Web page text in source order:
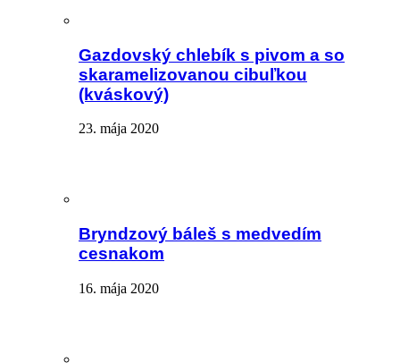
Gazdovský chlebík s pivom a so
skaramelizovanou cibuľkou
(kváskový)
23. mája 2020
Bryndzový báleš s medvedím
cesnakom
16. mája 2020